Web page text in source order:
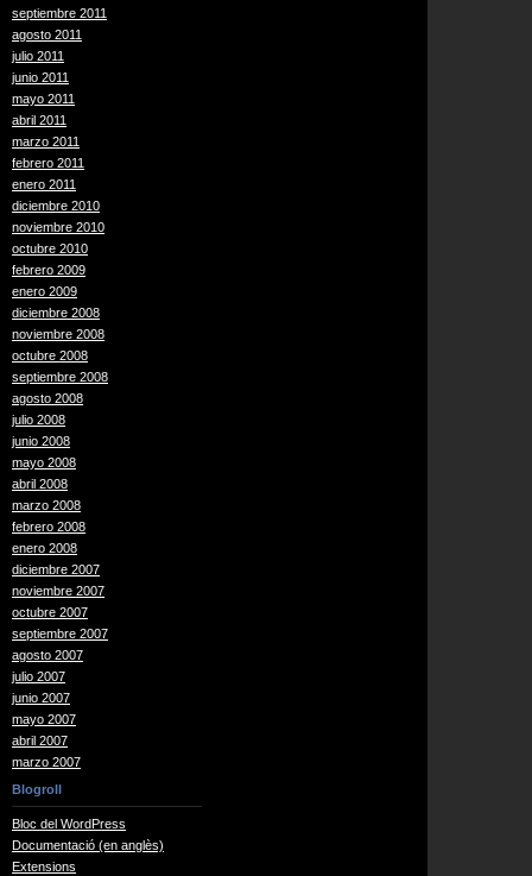
septiembre 2011
agosto 2011
julio 2011
junio 2011
mayo 2011
abril 2011
marzo 2011
febrero 2011
enero 2011
diciembre 2010
noviembre 2010
octubre 2010
febrero 2009
enero 2009
diciembre 2008
noviembre 2008
octubre 2008
septiembre 2008
agosto 2008
julio 2008
junio 2008
mayo 2008
abril 2008
marzo 2008
febrero 2008
enero 2008
diciembre 2007
noviembre 2007
octubre 2007
septiembre 2007
agosto 2007
julio 2007
junio 2007
mayo 2007
abril 2007
marzo 2007
Blogroll
Bloc del WordPress
Documentació (en anglès)
Extensions